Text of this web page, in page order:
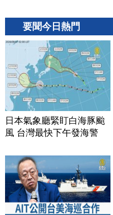
要聞今日熱門
日本氣象廳緊盯白海豚颱
風 台灣最快下午發海警